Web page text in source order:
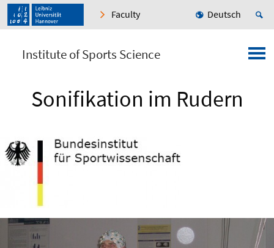
Faculty Deutsch
Institute of Sports Science
Sonifikation im Rudern